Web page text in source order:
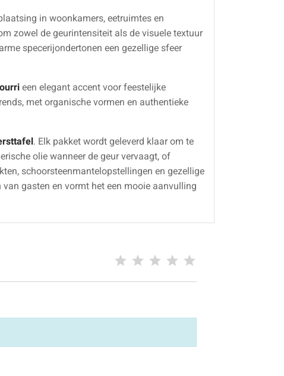
in woonkamers, eetruimtes en
zowel de geurintensiteit als de visuele textuur
specerijondertonen een gezellige sfeer
een elegant accent voor feestelijke
met organische vormen en authentieke
. Elk pakket wordt geleverd klaar om te
olie wanneer de geur vervaagt, of
schoorsteenmantelopstellingen en gezellige
gasten en vormt het een mooie aanvulling